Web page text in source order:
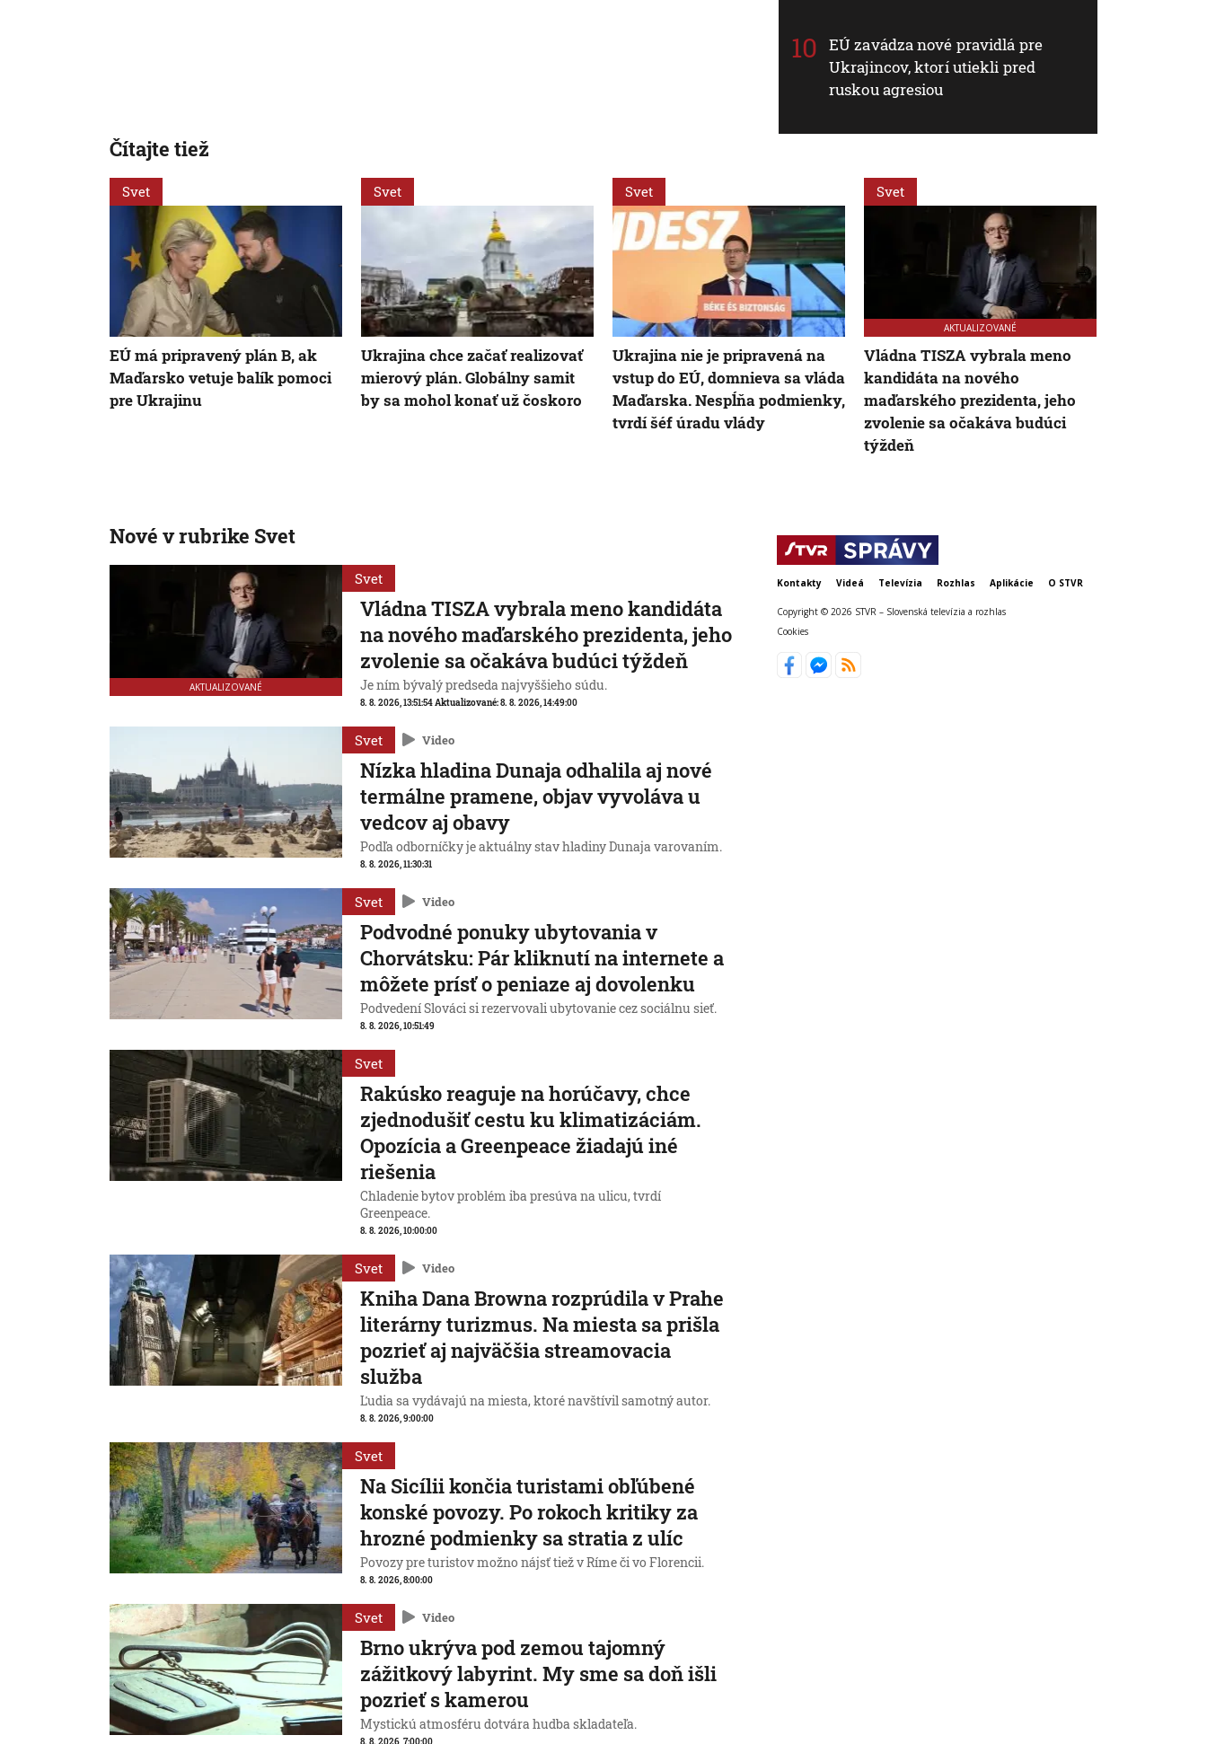
EÚ zavádza nové pravidlá pre
Ukrajincov, ktorí utiekli pred
ruskou agresiou
Čítajte tiež
Svet
EÚ má pripravený plán B, ak
Maďarsko vetuje balík pomoci
pre Ukrajinu
Svet
Ukrajina chce začať realizovať
mierový plán. Globálny samit
by sa mohol konať už čoskoro
Svet
Ukrajina nie je pripravená na
vstup do EÚ, domnieva sa vláda
Maďarska. Nespĺňa podmienky,
tvrdí šéf úradu vlády
Svet
AKTUALIZOVANÉ
Vládna TISZA vybrala meno
kandidáta na nového
maďarského prezidenta, jeho
zvolenie sa očakáva budúci
týždeň
Nové v rubrike Svet
AKTUALIZOVANÉ
Svet
Vládna TISZA vybrala meno kandidáta
na nového maďarského prezidenta, jeho
zvolenie sa očakáva budúci týždeň
Je ním bývalý predseda najvyššieho súdu.
8. 8. 2026, 13:51:54Aktualizované:8. 8. 2026, 14:49:00
Svet Video
Nízka hladina Dunaja odhalila aj nové
termálne pramene, objav vyvoláva u
vedcov aj obavy
Podľa odborníčky je aktuálny stav hladiny Dunaja varovaním.
8. 8. 2026, 11:30:31
Svet Video
Podvodné ponuky ubytovania v
Chorvátsku: Pár kliknutí na internete a
môžete prísť o peniaze aj dovolenku
Podvedení Slováci si rezervovali ubytovanie cez sociálnu sieť.
8. 8. 2026, 10:51:49
Svet
Rakúsko reaguje na horúčavy, chce
zjednodušiť cestu ku klimatizáciám.
Opozícia a Greenpeace žiadajú iné
riešenia
Chladenie bytov problém iba presúva na ulicu, tvrdí
Greenpeace.
8. 8. 2026, 10:00:00
Svet Video
Kniha Dana Browna rozprúdila v Prahe
literárny turizmus. Na miesta sa prišla
pozrieť aj najväčšia streamovacia
služba
Ľudia sa vydávajú na miesta, ktoré navštívil samotný autor.
8. 8. 2026, 9:00:00
Svet
Na Sicílii končia turistami obľúbené
konské povozy. Po rokoch kritiky za
hrozné podmienky sa stratia z ulíc
Povozy pre turistov možno nájsť tiež v Ríme či vo Florencii.
8. 8. 2026, 8:00:00
Svet Video
Brno ukrýva pod zemou tajomný
zážitkový labyrint. My sme sa doň išli
pozrieť s kamerou
Mystickú atmosféru dotvára hudba skladateľa.
Kontakty Videá Televízia Rozhlas Aplikácie O STVR
Copyright © 2026 STVR – Slovenská televízia a rozhlas
Cookies